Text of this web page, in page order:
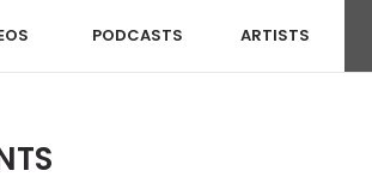
PODCASTS ARTISTS